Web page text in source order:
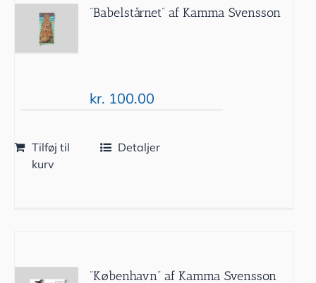
”Babelstårnet” af Kamma Svensson
kr. 100.00
Tilføj til
kurv
Detaljer
”København” af Kamma Svensson